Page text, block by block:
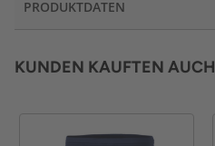
PRODUKTDATEN
KUNDEN KAUFTEN AUCH